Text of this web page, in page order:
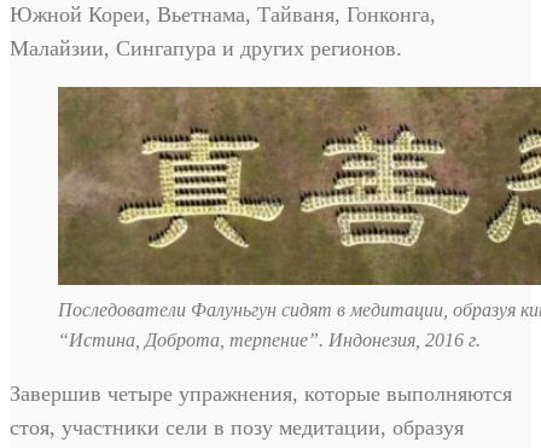
Южной Кореи, Вьетнама, Тайваня, Гонконга,
Малайзии, Сингапура и других регионов.
Последователи Фалуньгун сидят в медитации, образуя
“Истина, Доброта, терпение”. Индонезия, 2016 г.
Завершив четыре упражнения, которые выполняются
стоя, участники сели в позу медитации, образуя